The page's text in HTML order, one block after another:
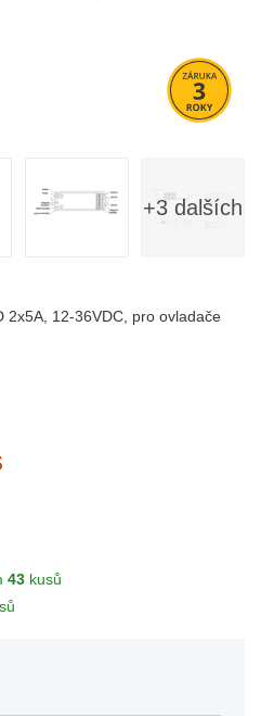
+3 dalších
2x5A, 12-36VDC, pro ovladače
43 kusů